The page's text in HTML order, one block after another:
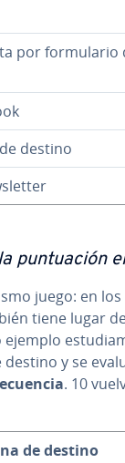
por fo­r­mu­la­rio
destino
pu­n­tua­ción
juego: en
tiene lugar
ejemplo
destino y se
. 10
de destino